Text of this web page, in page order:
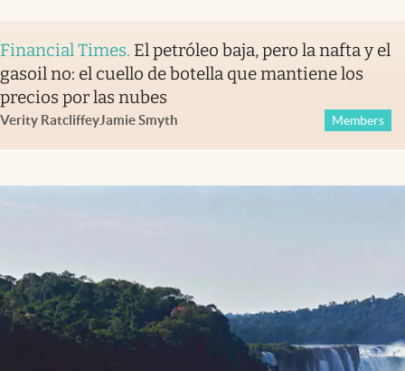
Financial Times. El petróleo baja, pero la nafta y el
gasoil no: el cuello de botella que mantiene los
precios por las nubes
Verity RatcliffeyJamie Smyth Members